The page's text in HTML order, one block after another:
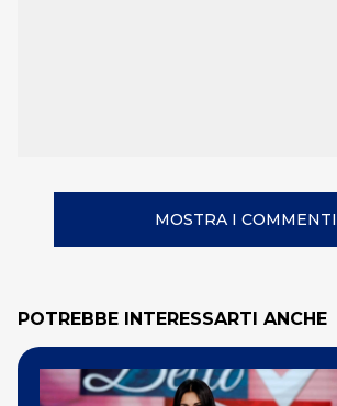
MOSTRA I COMMENTI
POTREBBE INTERESSARTI ANCHE